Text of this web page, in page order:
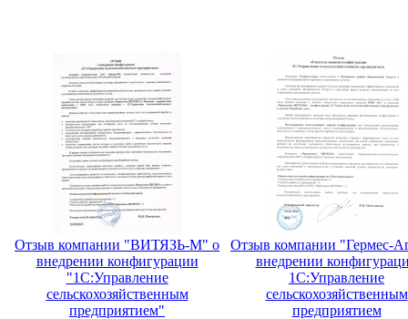
Отзыв компании "ВИТЯЗЬ-М" о
внедрении конфигурации
"1С:Управление
сельскохозяйственным
предприятием"
Отзыв компании "Гермес-
внедрении
1С:Управление
сельскохозяйственным
предприятием